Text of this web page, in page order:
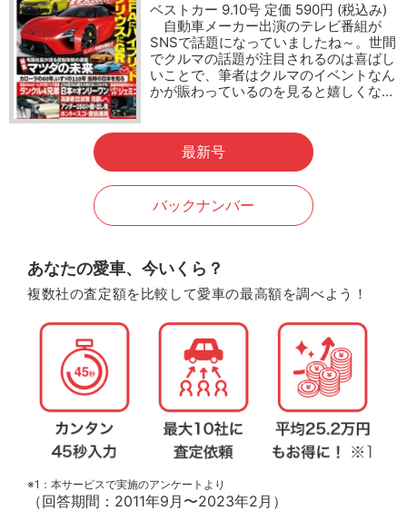
ベストカー 9.10号 定価 590円 (税込み)
自動車メーカー出演のテレビ番組が
SNSで話題になっていましたね～。世間
でクルマの話題が注目されるのは喜ばし
いことで、筆者はクルマのイベントなん
かが賑わっているのを見ると嬉しくな…
最新号
バックナンバー
あなたの愛車、今いくら？
複数社の査定額を比較して愛車の最高額を調べよう！
※1：本サービスで実施のアンケートより
（回答期間：2011年9月〜2023年2月）